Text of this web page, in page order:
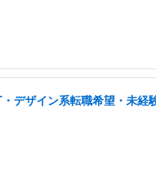
デザイン系転職希望・未